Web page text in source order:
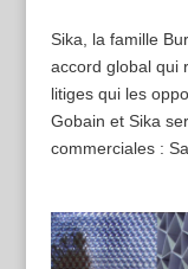
Sika, la famille
accord global qui
litiges qui les
Gobain et Sika
commerciales :